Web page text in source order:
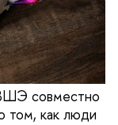
совместно
том, как люди